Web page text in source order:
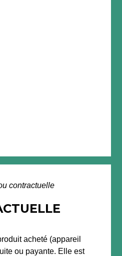
contractuelle
acheté (appareil
ou payante. Elle est